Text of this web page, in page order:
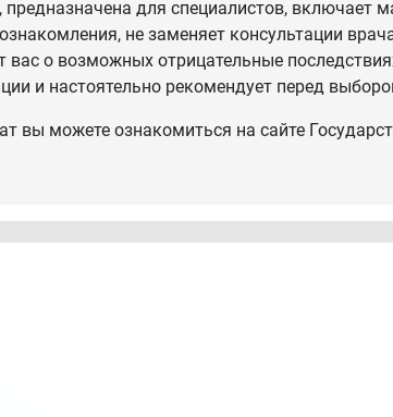
для специалистов, включает
не заменяет консультации
о возможных отрицательные
и настоятельно рекомендует перед
вы можете ознакомиться на сайте